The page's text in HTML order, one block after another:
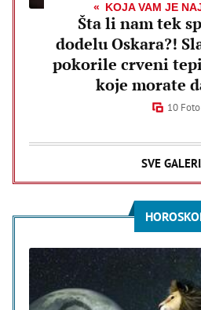
KOJA VAM JE
Šta li nam tek
dodelu Oskara?!
pokorile crveni
koje morate
10 Foto
SVE